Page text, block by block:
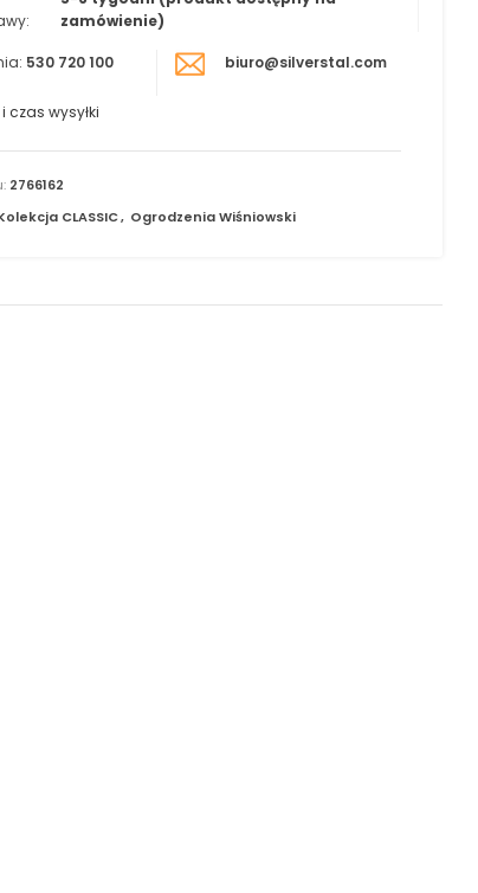
zamówienie)
530 720 100 biuro@silverstal.com
czas wysyłki
2766162
CLASSIC, Ogrodzenia Wiśniowski